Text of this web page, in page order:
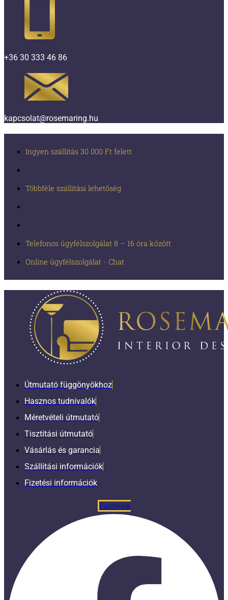
+36 30 333 46 86
kapcsolat@rosemaring.hu
Ingyen szállítás 30 000 Ft felett
Többféle szállítási lehetőség
Telefonos ügyfélszolgálat 8 – 16 óra között
Online ügyfélszolgálat - Chat
Útmutató függönyökhoz
Hasznos tudnivalók
Méretvételi útmutató
Tisztítási útmutató
Vásárlás és garancia
Szállítási információk
Fizetési információk
Facebook